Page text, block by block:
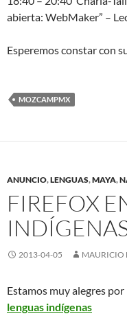
abierta: WebMaker” –
Esperemos constar con
MOZCAMPMX
ANUNCIO,LENGUAS,MAYA,
FIREFOX
2013-04-05 MAURICIO
Estamos muy alegres
lenguas indígenas